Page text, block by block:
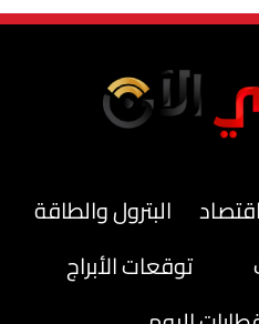
اقتصاد
البترول والطاقة
توقعات الأبراج